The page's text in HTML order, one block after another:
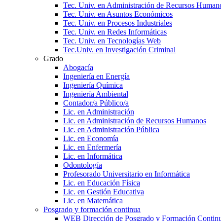
Tec. Univ. en Administración de Recursos
Tec. Univ. en Asuntos Económicos
Tec. Univ. en Procesos Industriales
Tec. Univ. en Redes Informáticas
Tec. Univ. en Tecnologías Web
Tec.Univ. en Investigación Criminal
Grado
Abogacía
Ingeniería en Energía
Ingeniería Química
Ingeniería Ambiental
Contador/a Público/a
Lic. en Administración
Lic. en Administración de Recursos Humanos
Lic. en Administración Pública
Lic. en Economía
Lic. en Enfermería
Lic. en Informática
Odontología
Profesorado Universitario en Informática
Lic. en Educación Física
Lic. en Gestión Educativa
Lic. en Matemática
Posgrado y formación continua
WEB Dirección de Posgrado y Formación